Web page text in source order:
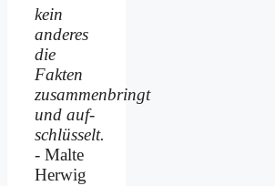
kein
anderes
die
Fakten
zusammenbringt
und auf­
schlüsselt.
- Malte
Herwig